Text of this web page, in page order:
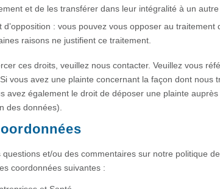
et de les transférer dans leur intégralité à un
d’opposition : vous pouvez vous opposer au
raisons ne justifient ce traitement.
ces droits, veuillez nous contacter. Veuillez vous
vous avez une plainte concernant la façon dont nous
avez également le droit de déposer une plainte
des données).
questions et/ou des commentaires sur notre politique
coordonnées suivantes :